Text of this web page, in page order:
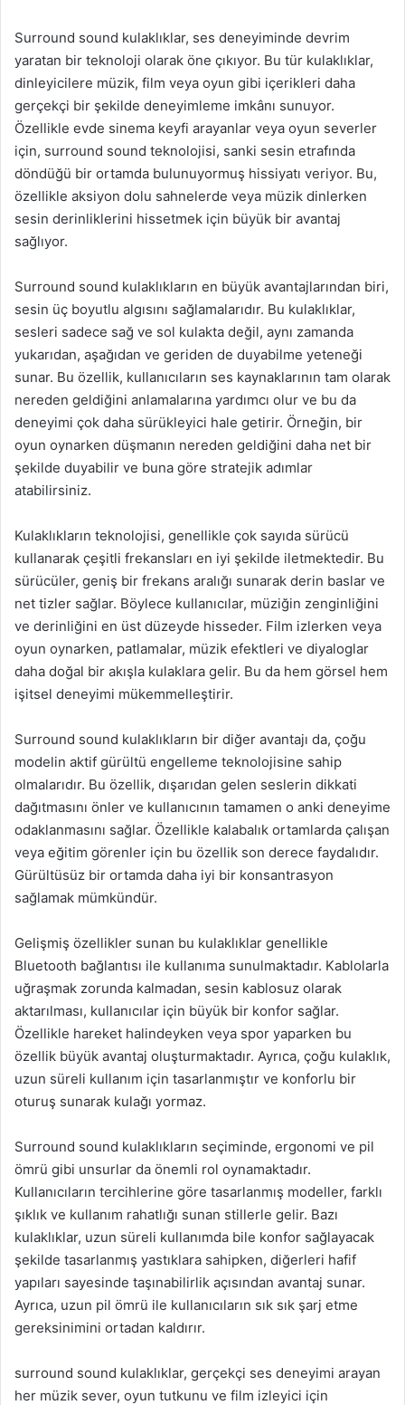
Surround sound kulaklıklar, ses deneyiminde devrim
yaratan bir teknoloji olarak öne çıkıyor. Bu tür kulaklıklar,
dinleyicilere müzik, film veya oyun gibi içerikleri daha
gerçekçi bir şekilde deneyimleme imkânı sunuyor.
Özellikle evde sinema keyfi arayanlar veya oyun severler
için, surround sound teknolojisi, sanki sesin etrafında
döndüğü bir ortamda bulunuyormuş hissiyatı veriyor. Bu,
özellikle aksiyon dolu sahnelerde veya müzik dinlerken
sesin derinliklerini hissetmek için büyük bir avantaj
sağlıyor.
Surround sound kulaklıkların en büyük avantajlarından biri,
sesin üç boyutlu algısını sağlamalarıdır. Bu kulaklıklar,
sesleri sadece sağ ve sol kulakta değil, aynı zamanda
yukarıdan, aşağıdan ve geriden de duyabilme yeteneği
sunar. Bu özellik, kullanıcıların ses kaynaklarının tam olarak
nereden geldiğini anlamalarına yardımcı olur ve bu da
deneyimi çok daha sürükleyici hale getirir. Örneğin, bir
oyun oynarken düşmanın nereden geldiğini daha net bir
şekilde duyabilir ve buna göre stratejik adımlar
atabilirsiniz.
Kulaklıkların teknolojisi, genellikle çok sayıda sürücü
kullanarak çeşitli frekansları en iyi şekilde iletmektedir. Bu
sürücüler, geniş bir frekans aralığı sunarak derin baslar ve
net tizler sağlar. Böylece kullanıcılar, müziğin zenginliğini
ve derinliğini en üst düzeyde hisseder. Film izlerken veya
oyun oynarken, patlamalar, müzik efektleri ve diyaloglar
daha doğal bir akışla kulaklara gelir. Bu da hem görsel hem
işitsel deneyimi mükemmelleştirir.
Surround sound kulaklıkların bir diğer avantajı da, çoğu
modelin aktif gürültü engelleme teknolojisine sahip
olmalarıdır. Bu özellik, dışarıdan gelen seslerin dikkati
dağıtmasını önler ve kullanıcının tamamen o anki deneyime
odaklanmasını sağlar. Özellikle kalabalık ortamlarda çalışan
veya eğitim görenler için bu özellik son derece faydalıdır.
Gürültüsüz bir ortamda daha iyi bir konsantrasyon
sağlamak mümkündür.
Gelişmiş özellikler sunan bu kulaklıklar genellikle
Bluetooth bağlantısı ile kullanıma sunulmaktadır. Kablolarla
uğraşmak zorunda kalmadan, sesin kablosuz olarak
aktarılması, kullanıcılar için büyük bir konfor sağlar.
Özellikle hareket halindeyken veya spor yaparken bu
özellik büyük avantaj oluşturmaktadır. Ayrıca, çoğu kulaklık,
uzun süreli kullanım için tasarlanmıştır ve konforlu bir
oturuş sunarak kulağı yormaz.
Surround sound kulaklıkların seçiminde, ergonomi ve pil
ömrü gibi unsurlar da önemli rol oynamaktadır.
Kullanıcıların tercihlerine göre tasarlanmış modeller, farklı
şıklık ve kullanım rahatlığı sunan stillerle gelir. Bazı
kulaklıklar, uzun süreli kullanımda bile konfor sağlayacak
şekilde tasarlanmış yastıklara sahipken, diğerleri hafif
yapıları sayesinde taşınabilirlik açısından avantaj sunar.
Ayrıca, uzun pil ömrü ile kullanıcıların sık sık şarj etme
gereksinimini ortadan kaldırır.
surround sound kulaklıklar, gerçekçi ses deneyimi arayan
her müzik sever, oyun tutkunu ve film izleyici için